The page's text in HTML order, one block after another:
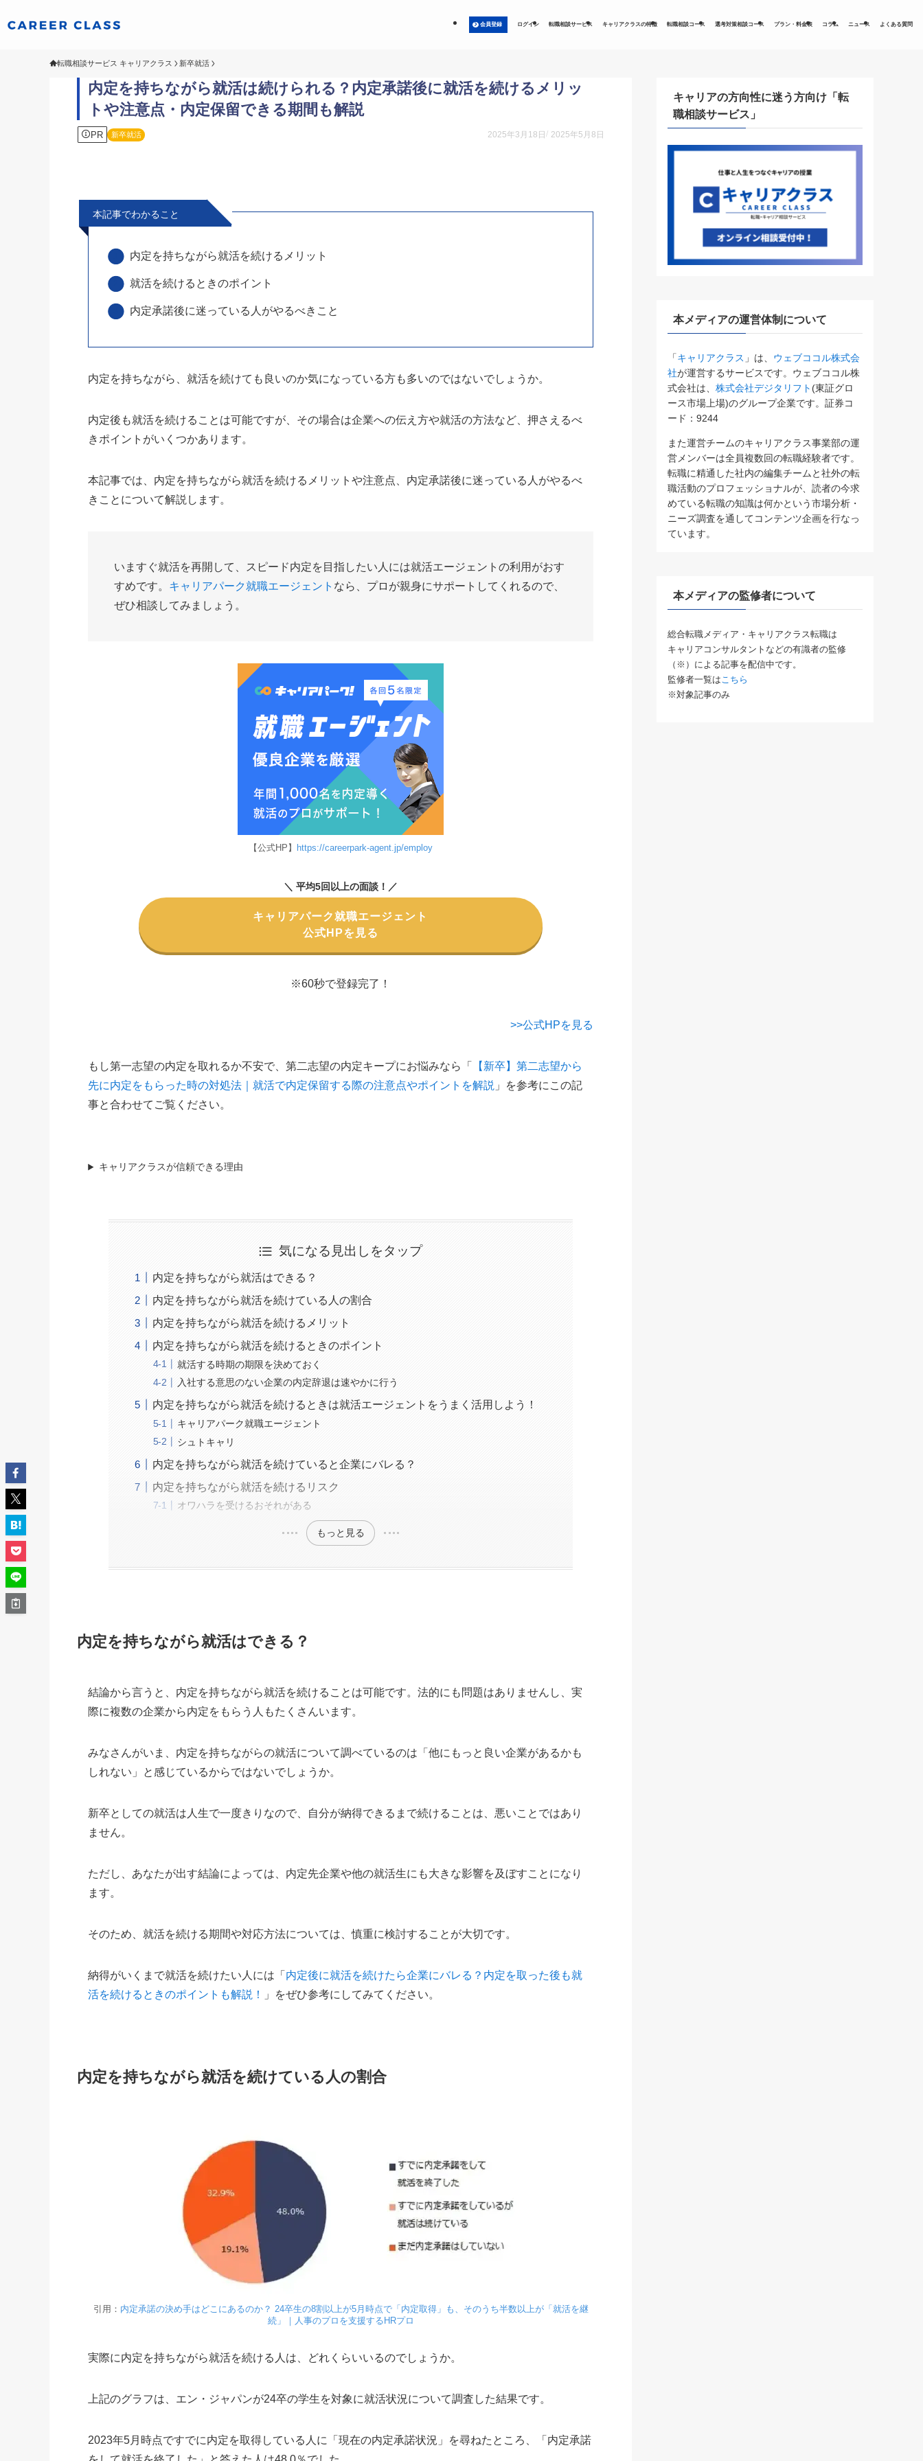
会員登録 ログイン 転職相談サービス キャリアクラスの特徴 転職相談コース 選考対策相談コース プラン・料金表 コラム ニュース よくある質問
転職相談サービス キャリアクラス 新卒就活
内定を持ちながら就活は続けられる？内定承諾後に就活を続けるメリッ
トや注意点・内定保留できる期間も解説
PR 新卒就活 2025年3月18日 2025年5月8日
本記事でわかること
内定を持ちながら就活を続けるメリット
就活を続けるときのポイント
内定承諾後に迷っている人がやるべきこと
内定を持ちながら、就活を続けても良いのか気になっている方も多いのではないでしょうか。
内定後も就活を続けることは可能ですが、その場合は企業への伝え方や就活の方法など、押さえるべ
きポイントがいくつかあります。
本記事では、内定を持ちながら就活を続けるメリットや注意点、内定承諾後に迷っている人がやるべ
きことについて解説します。
いますぐ就活を再開して、スピード内定を目指したい人には就活エージェントの利用がおす
すめです。 キャリアパーク就職エージェント なら、プロが親身にサポートしてくれるので、
ぜひ相談してみましょう。
【公式HP】 https://careerpark-agent.jp/employ
＼ 平均5回以上の面談！ ／
キャリアパーク就職エージェント
公式HPを見る
※60秒で登録完了！
>>公式HPを見る
もし第一志望の内定を取れるか不安で、第二志望の内定キープにお悩みなら「
【新卒】第二志望から
先に内定をもらった時の対処法｜就活で内定保留する際の注意点やポイントを解説 」を参考にこの記
事と合わせてご覧ください。
キャリアクラスが信頼できる理由
気になる見出しをタップ
内定を持ちながら就活はできる？
内定を持ちながら就活を続けている人の割合
内定を持ちながら就活を続けるメリット
内定を持ちながら就活を続けるときのポイント
就活する時期の期限を決めておく
入社する意思のない企業の内定辞退は速やかに行う
内定を持ちながら就活を続けるときは就活エージェントをうまく活用しよう！
キャリアパーク就職エージェント
シュトキャリ
内定を持ちながら就活を続けていると企業にバレる？
内定を持ちながら就活を続けるリスク
オワハラを受けるおそれがある
もっと見る
内定を持ちながら就活はできる？
結論から言うと、内定を持ちながら就活を続けることは可能です。法的にも問題はありませんし、実
際に複数の企業から内定をもらう人もたくさんいます。
みなさんがいま、内定を持ちながらの就活について調べているのは「他にもっと良い企業があるかも
しれない」と感じているからではないでしょうか。
新卒としての就活は人生で一度きりなので、自分が納得できるまで続けることは、悪いことではあり
ません。
ただし、あなたが出す結論によっては、内定先企業や他の就活生にも大きな影響を及ぼすことになり
ます。
そのため、就活を続ける期間や対応方法については、慎重に検討することが大切です。
納得がいくまで就活を続けたい人には「 内定後に就活を続けたら企業にバレる？内定を取った後も就
活を続けるときのポイントも解説！
」をぜひ参考にしてみてください。
内定を持ちながら就活を続けている人の割合
引用： 内定承諾の決め手はどこにあるのか？ 24卒生の8割以上が5月時点で「内定取得」も、そのうち半数以上が「就活を継
続」｜人事のプロを支援するHRプロ
実際に内定を持ちながら就活を続ける人は、どれくらいいるのでしょうか。
上記のグラフは、エン・ジャパンが24卒の学生を対象に就活状況について調査した結果です。
2023年5月時点ですでに内定を取得している人に「現在の内定承諾状況」を尋ねたところ、「内定承諾
キャリアの方向性に迷う方向け「転
職相談サービス」
本メディアの運営体制について
「キャリアクラス 」は、 ウェブココル株式会
社が運営するサービスです。ウェブココル株
式会社は、 株式会社デジタリフト (東証グロ
ース市場上場)のグループ企業です。証券コ
ード：9244
また運営チームのキャリアクラス事業部の運
営メンバーは全員複数回の転職経験者です。
転職に精通した社内の編集チームと社外の転
職活動のプロフェッショナルが、読者の今求
めている転職の知識は何かという市場分析・
ニーズ調査を通してコンテンツ企画を行なっ
ています。
本メディアの監修者について
総合転職メディア・キャリアクラス転職は
キャリアコンサルタントなどの有識者の監修
（※）による記事を配信中です。
監修者一覧はこちら
※対象記事のみ